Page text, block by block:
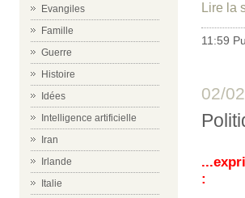
Evangiles
Famille
Guerre
Histoire
Idées
Intelligence artificielle
Iran
Irlande
Italie
Lire la
11:59
02/
: